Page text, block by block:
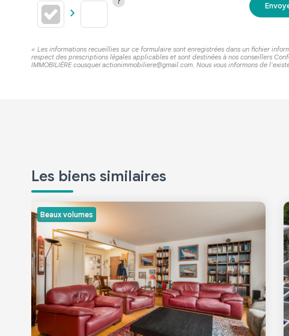
« Les informations recueillies sur ce formulaire sont enregistrées dans un fichier
respect des prescriptions légales applicables et sont destinées à nos conseillers
IMMOBILIÈRE cousquer.actionimmobiliere@gmail.com. Nous vous informons de
Les biens similaires
Beaux volumes